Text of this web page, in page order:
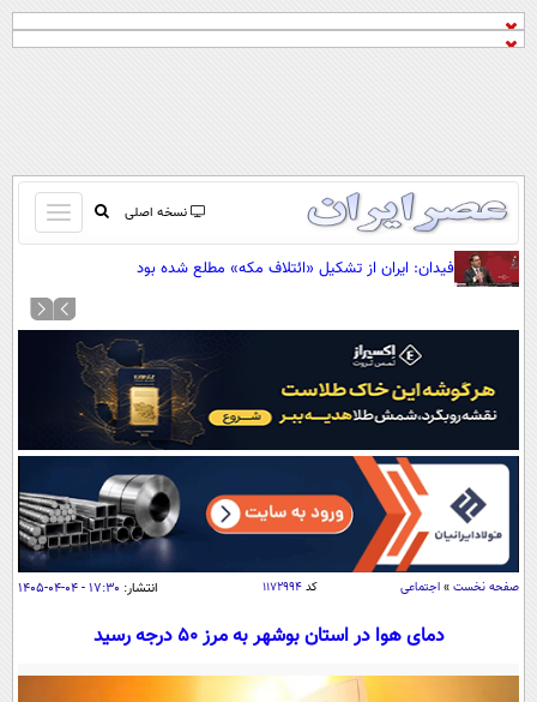
نسخه اصلی
باز
و
کردن
صفحه اول
آرشیو
نظرسنجی
آب و هوا
اوقات شرعی
سواد زندگی
اقتصاد
اقتصادی
جامعه
فیدان: ایران از تشکیل «ائتلاف مکه» مطلع شده بود
صفحه نخست » اجتماعی کد۱۱۷۲۹۹۴ انتشار: ۱۷:۳۰ - ۰۴-۰۴-۱۴۰۵
دمای هوا در استان بوشهر به مرز ۵۰ درجه رسید